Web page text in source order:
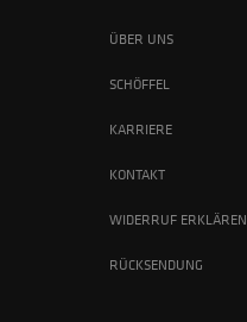
ÜBER UNS
SCHÖFFEL
KARRIERE
KONTAKT
WIDERRUF ERKLÄREN
RÜCKSENDUNG